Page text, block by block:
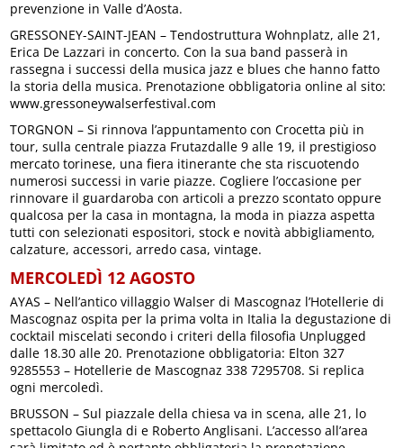
prevenzione in Valle d’Aosta.
GRESSONEY-SAINT-JEAN – Tendostruttura Wohnplatz, alle 21,
Erica De Lazzari in concerto. Con la sua band passerà in
rassegna i successi della musica jazz e blues che hanno fatto
la storia della musica. Prenotazione obbligatoria online al sito:
www.gressoneywalserfestival.com
TORGNON – Si rinnova l’appuntamento con Crocetta più in
tour, sulla centrale piazza Frutazdalle 9 alle 19, il prestigioso
mercato torinese, una fiera itinerante che sta riscuotendo
numerosi successi in varie piazze. Cogliere l’occasione per
rinnovare il guardaroba con articoli a prezzo scontato oppure
qualcosa per la casa in montagna, la moda in piazza aspetta
tutti con selezionati espositori, stock e novità abbigliamento,
calzature, accessori, arredo casa, vintage.
MERCOLEDÌ 12 AGOSTO
AYAS – Nell’antico villaggio Walser di Mascognaz l’Hotellerie di
Mascognaz ospita per la prima volta in Italia la degustazione di
cocktail miscelati secondo i criteri della filosofia Unplugged
dalle 18.30 alle 20. Prenotazione obbligatoria: Elton 327
9285553 – Hotellerie de Mascognaz 338 7295708. Si replica
ogni mercoledì.
BRUSSON – Sul piazzale della chiesa va in scena, alle 21, lo
spettacolo Giungla di e Roberto Anglisani. L’accesso all’area